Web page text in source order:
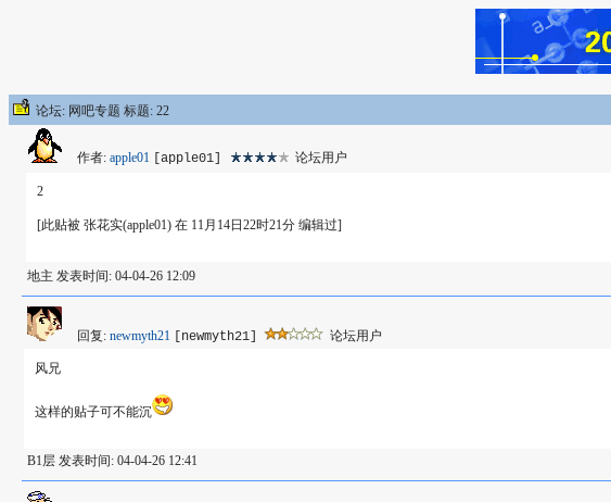
论坛: 网吧专题 标题: 22
作者: apple01 [apple01] 论坛用户
2
[此贴被 张花实(apple01) 在 11月14日22时21分 编辑过]
地主 发表时间: 04-04-26 12:09
回复: newmyth21 [newmyth21] 论坛用户
风兄
这样的贴子可不能沉
B1层 发表时间: 04-04-26 12:41